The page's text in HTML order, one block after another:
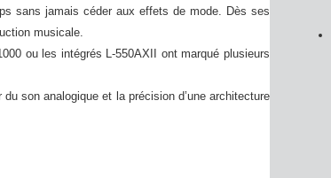
sans jamais céder aux effets de mode. Dès ses
musicale.
ou les intégrés L-550AXII ont marqué plusieurs
son analogique et la précision d’une architecture